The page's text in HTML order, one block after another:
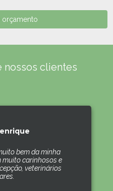
orçamento
nossos clientes
bem da minha
carinhosos e
veterinários